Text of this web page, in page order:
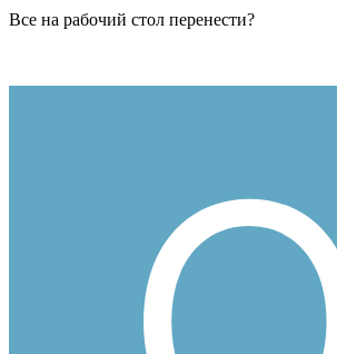
Все на рабочий стол перенести?